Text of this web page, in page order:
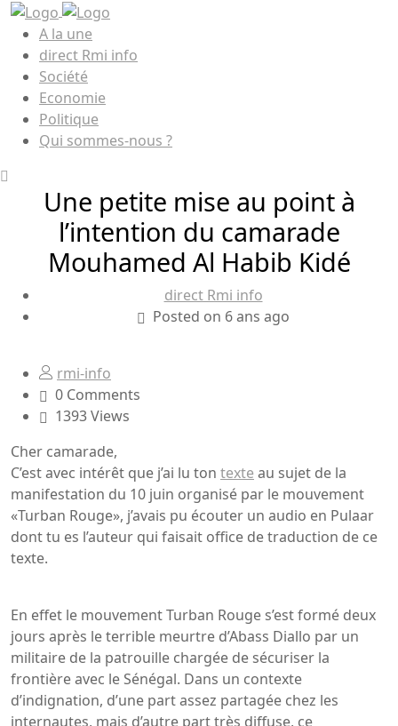
A la une
direct Rmi info
Société
Economie
Politique
Qui sommes-nous ?
Une petite mise au point à
l’intention du camarade
Mouhamed Al Habib Kidé
direct Rmi info
Posted on 6 ans ago
rmi-info
0 Comments
1393 Views
Cher camarade,
C’est avec intérêt que j’ai lu ton texte au sujet de la
manifestation du 10 juin organisé par le mouvement
«Turban Rouge», j’avais pu écouter un audio en Pulaar
dont tu es l’auteur qui faisait office de traduction de ce
texte.
En effet le mouvement Turban Rouge s’est formé deux
jours après le terrible meurtre d’Abass Diallo par un
militaire de la patrouille chargée de sécuriser la
frontière avec le Sénégal. Dans un contexte
d’indignation, d’une part assez partagée chez les
internautes, mais d’autre part très diffuse, ce